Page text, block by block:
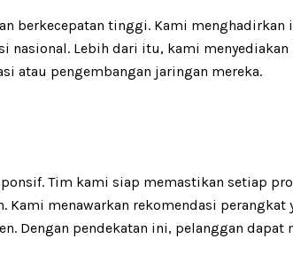
berkecepatan tinggi. Kami
Lebih dari itu, kami
atau pengembangan jaringan mereka.
Tim kami siap memastikan setiap
Kami menawarkan rekomendasi
Dengan pendekatan ini, pelanggan